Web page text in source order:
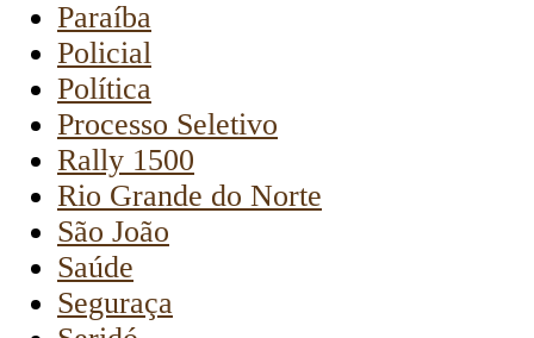
Paraíba
Policial
Política
Processo Seletivo
Rally 1500
Rio Grande do Norte
São João
Saúde
Seguraça